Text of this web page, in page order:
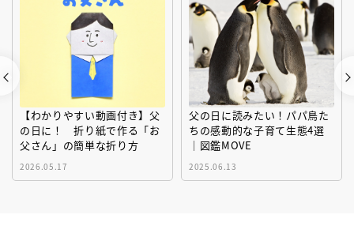
【わかりやすい動画付き】父
の日に！ 折り紙で作る「お
父さん」の簡単な折り方
2026.05.17
父の日に読みたい！パパ鳥た
ちの感動的な子育て生態4選
｜図鑑MOVE
2025.06.13